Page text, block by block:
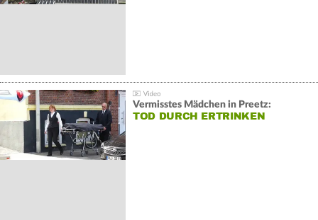
Vermisstes Mädchen in Preetz:
TOD DURCH ERTRINKEN